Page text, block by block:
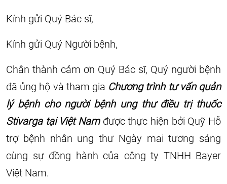
Kính gửi Quý Bác sĩ,
Kính gửi Quý Người bệnh,
Chân thành cảm ơn Quý Bác sĩ, Quý người bệnh
đã ủng hộ và tham gia Chương trình tư vấn quản
lý bệnh cho người bệnh ung thư điều trị thuốc
Stivarga tại Việt Namđược thực hiện bởi Quỹ Hỗ
trợ bệnh nhân ung thư Ngày mai tương sáng
cùng sự đồng hành của công ty TNHH Bayer
Việt Nam.